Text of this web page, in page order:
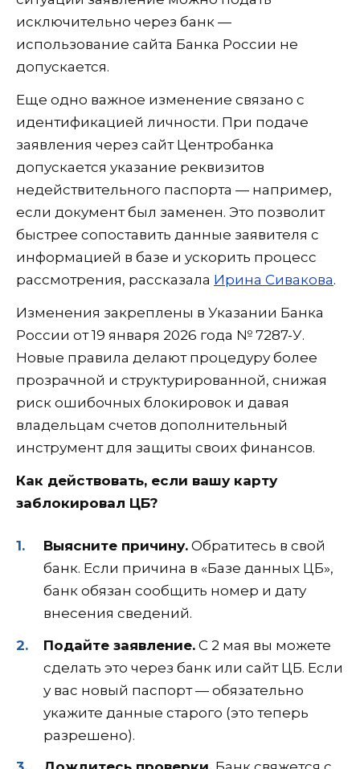
исключительно через банк —
использование сайта Банка России не
допускается.
Еще одно важное изменение связано с
идентификацией личности. При подаче
заявления через сайт Центробанка
допускается указание реквизитов
недействительного паспорта — например,
если документ был заменен. Это позволит
быстрее сопоставить данные заявителя с
информацией в базе и ускорить процесс
рассмотрения, рассказала Ирина Сивакова.
Изменения закреплены в Указании Банка
России от 19 января 2026 года № 7287-У.
Новые правила делают процедуру более
прозрачной и структурированной, снижая
риск ошибочных блокировок и давая
владельцам счетов дополнительный
инструмент для защиты своих финансов.
Как действовать, если вашу карту
заблокировал ЦБ?
Выясните причину. Обратитесь в свой
банк. Если причина в «Базе данных ЦБ»,
банк обязан сообщить номер и дату
внесения сведений.
Подайте заявление. С 2 мая вы можете
сделать это через банк или сайт ЦБ. Если
у вас новый паспорт — обязательно
укажите данные старого (это теперь
разрешено).